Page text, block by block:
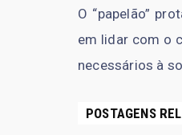
O “papelão”
em lidar com o
necessários à
POSTAGENS